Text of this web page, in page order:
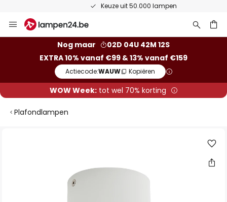
Keuze uit 50.000 lampen
naar
Nog maar
02D 04U 42M 12S
EXTRA 10% vanaf €99 & 13% vanaf €159
Actiecode:WAUW Kopiëren
WOW Week:tot wel 70% korting
Plafondlampen